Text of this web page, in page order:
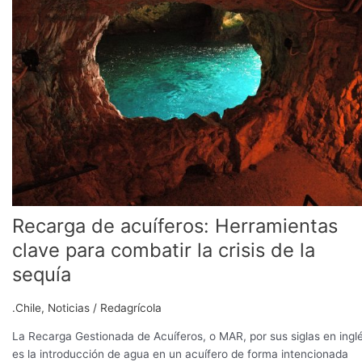
Recarga de acuíferos: Herramientas
clave para combatir la crisis de la
sequía
.Chile, Noticias / Redagrícola
La Recarga Gestionada de Acuíferos, o MAR, por sus siglas en
es la introducción de agua en un acuífero de forma intencionada
acuíferos:
Herramientas
clave
para
combatir
la
crisis
de
sequía